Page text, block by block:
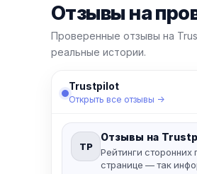
Отзывы на
Проверенные отзывы на
реальные истории.
Trustpilot
Открыть все отзывы →
TP
Отзывы на
Рейтинги
странице — так